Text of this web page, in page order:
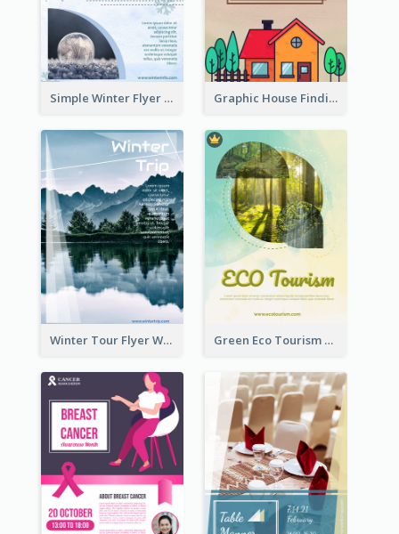
Simple Winter Flyer With Snow Decorations Graphic House Finding Flyer In Warm Colour Tone
Winter Tour Flyer With Photo Of Snow Mountain Green Eco Tourism Flyer With Photos Of Forest